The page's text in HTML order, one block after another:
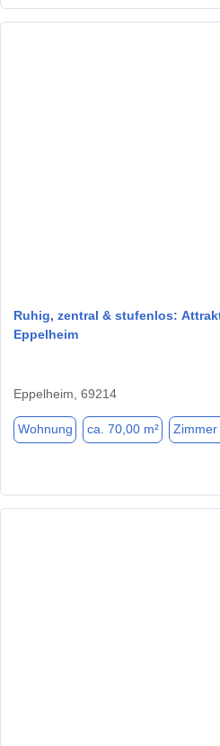
Ruhig, zentral & stufenlos:
Eppelheim
Eppelheim, 69214
Wohnung ca. 70,00 m² Zimmer